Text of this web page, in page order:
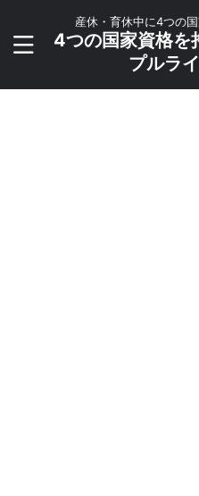
産休・育休中に4つの
4つの国家資格を
プルラ